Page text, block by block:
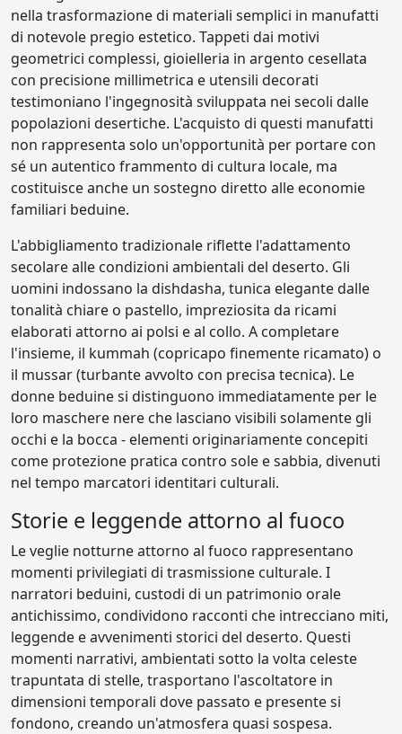
nella trasformazione di materiali semplici in manufatti
di notevole pregio estetico. Tappeti dai motivi
geometrici complessi, gioielleria in argento cesellata
con precisione millimetrica e utensili decorati
testimoniano l'ingegnosità sviluppata nei secoli dalle
popolazioni desertiche. L'acquisto di questi manufatti
non rappresenta solo un'opportunità per portare con
sé un autentico frammento di cultura locale, ma
costituisce anche un sostegno diretto alle economie
familiari beduine.
L'abbigliamento tradizionale riflette l'adattamento
secolare alle condizioni ambientali del deserto. Gli
uomini indossano la dishdasha, tunica elegante dalle
tonalità chiare o pastello, impreziosita da ricami
elaborati attorno ai polsi e al collo. A completare
l'insieme, il kummah (copricapo finemente ricamato) o
il mussar (turbante avvolto con precisa tecnica). Le
donne beduine si distinguono immediatamente per le
loro maschere nere che lasciano visibili solamente gli
occhi e la bocca - elementi originariamente concepiti
come protezione pratica contro sole e sabbia, divenuti
nel tempo marcatori identitari culturali.
Storie e leggende attorno al fuoco
Le veglie notturne attorno al fuoco rappresentano
momenti privilegiati di trasmissione culturale. I
narratori beduini, custodi di un patrimonio orale
antichissimo, condividono racconti che intrecciano miti,
leggende e avvenimenti storici del deserto. Questi
momenti narrativi, ambientati sotto la volta celeste
trapuntata di stelle, trasportano l'ascoltatore in
dimensioni temporali dove passato e presente si
fondono, creando un'atmosfera quasi sospesa.